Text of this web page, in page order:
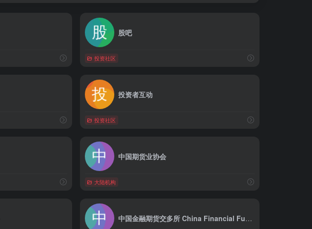
股吧
投资社区
投资者互动
投资社区
中国期货业协会
大陆机构
中国金融期货交多所 China Financial Futures Exchange